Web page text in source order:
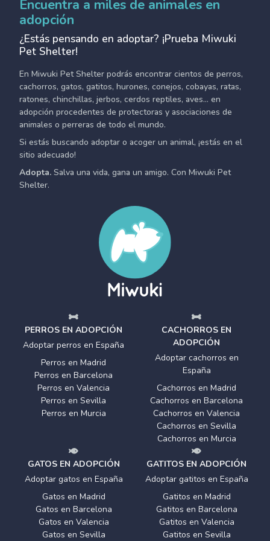
Encuentra a miles de animales en
adopción
¿Estás pensando en adoptar? ¡Prueba Miwuki
Pet Shelter!
En Miwuki Pet Shelter podrás encontrar cientos de perros,
cachorros, gatos, gatitos, hurones, conejos, cobayas, ratas,
ratones, chinchillas, jerbos, cerdos reptiles, aves... en
adopción procedentes de protectoras y asociaciones de
animales o perreras de todo el mundo.
Si estás buscando adoptar o acoger un animal, ¡estás en el
sitio adecuado!
Adopta. Salva una vida, gana un amigo. Con Miwuki Pet
Shelter.
PERROS EN ADOPCIÓN
Adoptar perros en España
Perros en Madrid
Perros en Barcelona
Perros en Valencia
Perros en Sevilla
Perros en Murcia
CACHORROS EN
ADOPCIÓN
Adoptar cachorros en
España
Cachorros en Madrid
Cachorros en Barcelona
Cachorros en Valencia
Cachorros en Sevilla
Cachorros en Murcia
GATOS EN ADOPCIÓN
Adoptar gatos en España
Gatos en Madrid
Gatos en Barcelona
Gatos en Valencia
Gatos en Sevilla
GATITOS EN ADOPCIÓN
Adoptar gatitos en España
Gatitos en Madrid
Gatitos en Barcelona
Gatitos en Valencia
Gatitos en Sevilla